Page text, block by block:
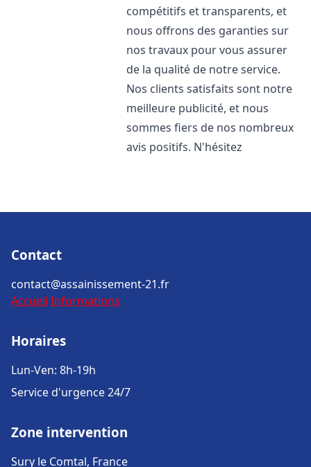
compétitifs et transparents, et
nous offrons des garanties sur
nos travaux pour vous assurer
de la qualité de notre service.
Nos clients satisfaits sont notre
meilleure publicité, et nous
sommes fiers de nos nombreux
avis positifs. N'hésitez
Contact
contact@assainissement-21.fr
Accueil Informations
Horaires
Lun-Ven: 8h-19h
Service d'urgence 24/7
Zone intervention
Sury le Comtal, France